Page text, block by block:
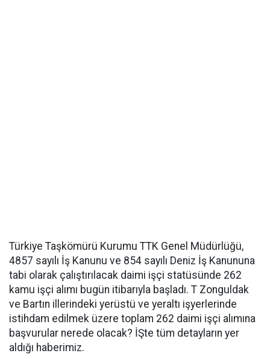
Türkiye Taşkömürü Kurumu TTK Genel Müdürlüğü,
4857 sayılı İş Kanunu ve 854 sayılı Deniz İş Kanununa
tabi olarak çalıştırılacak daimi işçi statüsünde 262
kamu işçi alımı bugün itibarıyla başladı. T Zonguldak
ve Bartın illerindeki yerüstü ve yeraltı işyerlerinde
istihdam edilmek üzere toplam 262 daimi işçi alımına
başvurular nerede olacak? İŞte tüm detayların yer
aldığı haberimiz.